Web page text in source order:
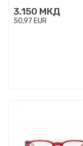
3.150 МКД
50,97 EUR